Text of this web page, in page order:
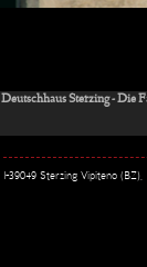
Deutschhaus Sterzing - Die
I-39049 Sterzing Vipiteno